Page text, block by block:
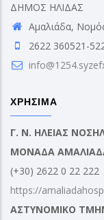
ΔΗΜΟΣ ΗΛΙΔΑΣ
Αμαλιάδα,
2622 360521-
ΧΡΗΣΙΜΑ
Γ. Ν. ΗΛΕΙΑΣ
ΜΟΝΑΔΑ
(+30) 2622 0 22 222
https://
ΑΣΤΥΝΟΜΙΚΟ